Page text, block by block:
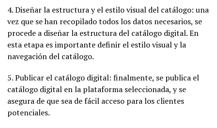
4. Diseñar la estructura y el estilo visual del catálogo: una
vez que se han recopilado todos los datos necesarios, se
procede a diseñar la estructura del catálogo digital. En
esta etapa es importante definir el estilo visual y la
navegación del catálogo.
5. Publicar el catálogo digital: finalmente, se publica el
catálogo digital en la plataforma seleccionada, y se
asegura de que sea de fácil acceso para los clientes
potenciales.